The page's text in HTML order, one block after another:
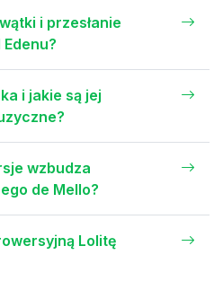
i przesłanie
i jakie są jej
wzbudza
de Mello?
Lolitę